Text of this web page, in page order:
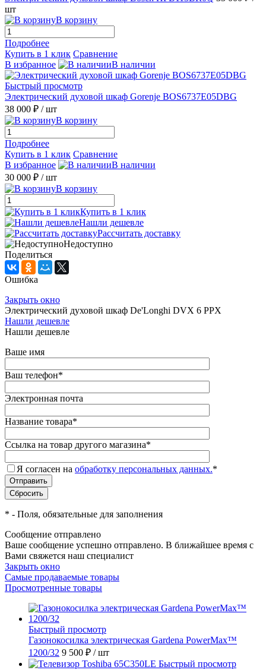
шт
В корзину
Подробнее
Купить в 1 клик Сравнение
В избранное
В наличии
Быстрый просмотр
Электрический духовой шкаф Gorenje BOS6737E05DBG
38 000 ₽ / шт
В корзину
Подробнее
Купить в 1 клик Сравнение
В избранное
В наличии
30 000 ₽ / шт
В корзину
Купить в 1 клик
Нашли дешевле
Рассчитать доставку
Недоступно
Поделиться
Ошибка
Закрыть окно
Электрический духовой шкаф De'Longhi DVX 6 PPX
Нашли дешевле
Нашли дешевле
Ваше имя
Ваш телефон*
Электронная почта
Название товара*
Ссылка на товар другого магазина*
Я согласен на обработку персональных данных.*
* - Поля, обязательные для заполнения
Сообщение отправлено
Ваше сообщение успешно отправлено. В ближайшее время с
Вами свяжется наш специалист
Закрыть окно
Самые продаваемые товары
Просмотренные товары
Быстрый просмотр
Газонокосилка электрическая Gardena PowerMax™
1200/32 9 500 ₽ / шт
Быстрый просмотр